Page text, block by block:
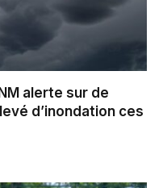
alerte sur de
d’inondation ces